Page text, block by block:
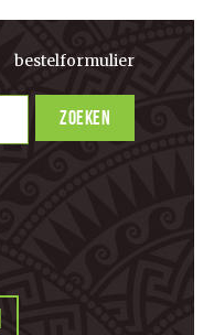
bestelformulier